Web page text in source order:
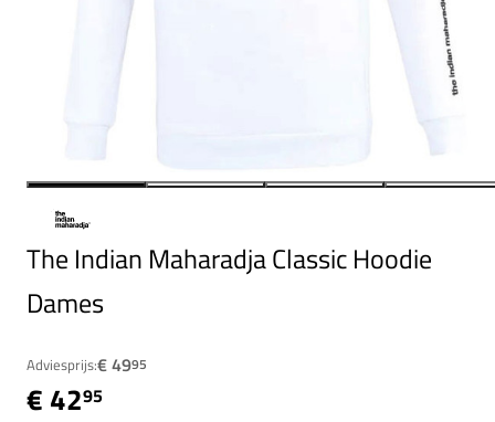
The Indian Maharadja Classic Hoodie
Dames
Adviesprijs:€ 4995
€ 4295